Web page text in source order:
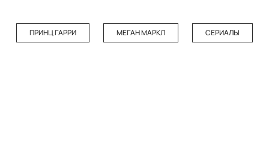
ПРИНЦ ГАРРИ МЕГАН МАРКЛ СЕРИАЛЫ